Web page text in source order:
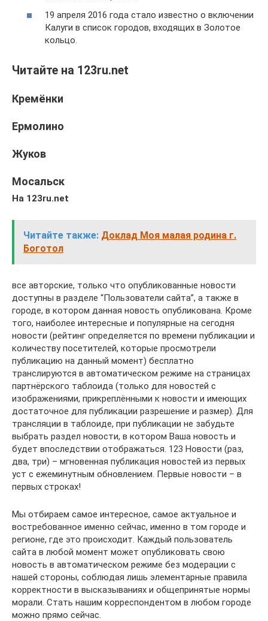
19 апреля 2016 года стало известно о включении
Калуги в список городов, входящих в Золотое
кольцо.
Читайте на 123ru.net
Кремёнки
Ермолино
Жуков
Мосальск
На 123ru.net
Читайте также: Доклад Моя малая родина г.
Боготол
все авторские, только что опубликованные новости
доступны в разделе “Пользователи сайта”, а также в
городе, в котором данная новость опубликована. Кроме
того, наиболее интересные и популярные на сегодня
новости (рейтинг определяется по времени публикации и
количеству посетителей, которые просмотрели
публикацию на данный момент) бесплатно
транслируются в автоматическом режиме на страницах
партнёрского таблоида (только для новостей с
изображениями, прикреплёнными к новости и имеющих
достаточное для публикации разрешение и размер). Для
трансляции в таблоиде, при публикации не забудьте
выбрать раздел новости, в котором Ваша новость и
будет впоследствии отображаться. 123 Новости (раз,
два, три) – мгновенная публикация новостей из первых
уст с ежеминутным обновлением. Первые новости – в
первых строках!
Мы отбираем самое интересное, самое актуальное и
востребованное именно сейчас, именно в том городе и
регионе, где это происходит. Каждый пользователь
сайта в любой момент может опубликовать свою
новость в автоматическом режиме без модерации с
нашей стороны, соблюдая лишь элементарные правила
корректности в высказываниях и общепринятые нормы
морали. Стать нашим корреспондентом в любом городе
можно прямо сейчас.